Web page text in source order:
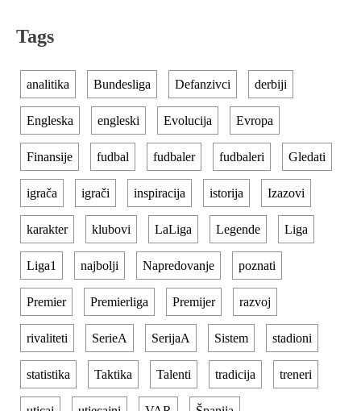
Tags
analitika Bundesliga Defanzivci derbiji
Engleska engleski Evolucija Evropa
Finansije fudbal fudbaler fudbaleri Gledati
igrača igrači inspiracija istorija Izazovi
karakter klubovi LaLiga Legende Liga
Liga1 najbolji Napredovanje poznati
Premier Premierliga Premijer razvoj
rivaliteti SerieA SerijaA Sistem stadioni
statistika Taktika Talenti tradicija treneri